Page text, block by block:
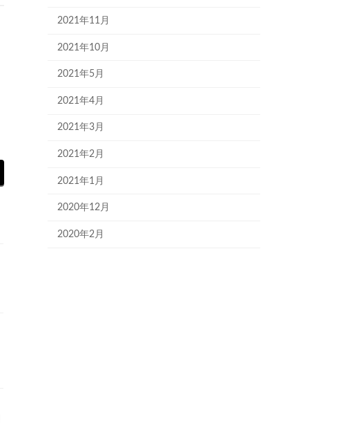
2021年11月
2021年10月
2021年5月
2021年4月
2021年3月
2021年2月
2021年1月
2020年12月
2020年2月